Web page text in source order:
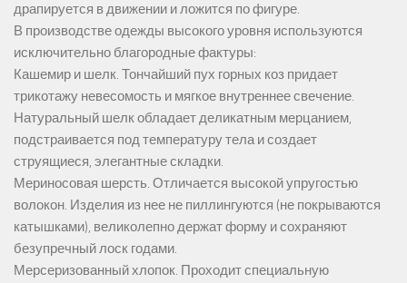
драпируется в движении и ложится по фигуре.
В производстве одежды высокого уровня используются
исключительно благородные фактуры:
Кашемир и шелк. Тончайший пух горных коз придает
трикотажу невесомость и мягкое внутреннее свечение.
Натуральный шелк обладает деликатным мерцанием,
подстраивается под температуру тела и создает
струящиеся, элегантные складки.
Мериносовая шерсть. Отличается высокой упругостью
волокон. Изделия из нее не пиллингуются (не покрываются
катышками), великолепно держат форму и сохраняют
безупречный лоск годами.
Мерсеризованный хлопок. Проходит специальную